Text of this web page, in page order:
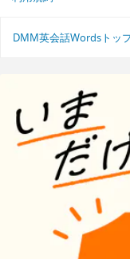
DMM英会話Wordsトッ